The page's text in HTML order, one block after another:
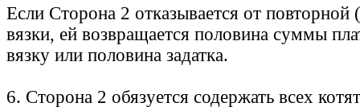
Если Сторона 2 отказывается от повторной
вязки, ей возвращается половина суммы
вязку или половина задатка.
6. Сторона 2 обязуется содержать всех